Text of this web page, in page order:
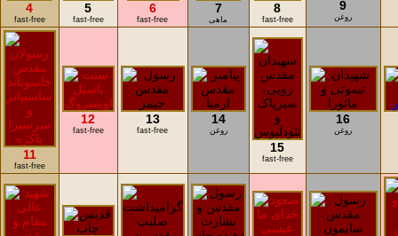
4
fast-free
5
fast-free
6
fast-free
7
ماهی
8
fast-free
9
روغن
11
fast-free
12
fast-free
13
fast-free
14
روغن
15
fast-free
16
روغن